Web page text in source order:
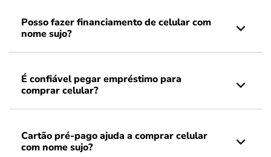
Posso fazer financiamento de celular com
nome sujo?
É confiável pegar empréstimo para
comprar celular?
Cartão pré-pago ajuda a comprar celular
com nome sujo?